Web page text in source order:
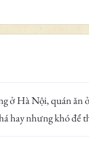
ở Hà Nội, quán
hay nhưng khó để